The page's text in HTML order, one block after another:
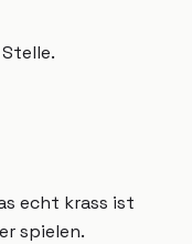
echt krass ist
spielen.